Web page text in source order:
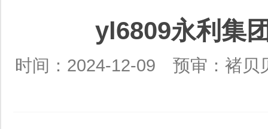
yl6809永利集
时间：2024-12-09 预审：褚贝